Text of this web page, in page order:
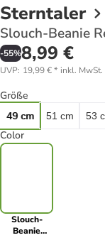
Sterntaler
Slouch-Beanie
-55%8,99 €
UVP: 19,99 €* inkl. MwSt.
Größe
49 cm 51 cm 53
Color
Slouch-
Beanie